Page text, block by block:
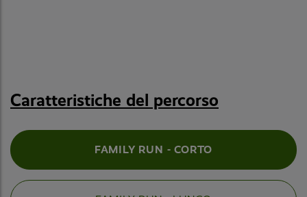
Caratteristiche del percorso
FAMILY RUN - CORTO